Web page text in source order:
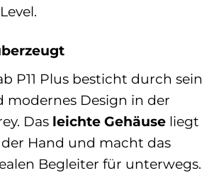
P11 Plus besticht durch sein
modernes Design in der
Das leichte Gehäuse liegt
Hand und macht das
Begleiter für unterwegs.